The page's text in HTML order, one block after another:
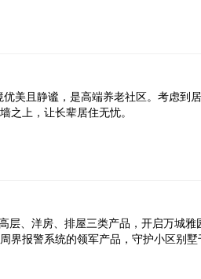
美且静谧，是高端养老社区。考虑
之上，让长辈居住无忧。
层、洋房、排屋三类产品，开启万城
界报警系统的领军产品，守护小区别墅